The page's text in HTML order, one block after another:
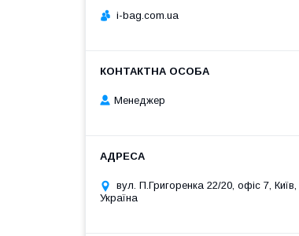
i-bag.com.ua
Менеджер
вул. П.Григоренка 22/20, офіс 7, Київ,
Україна